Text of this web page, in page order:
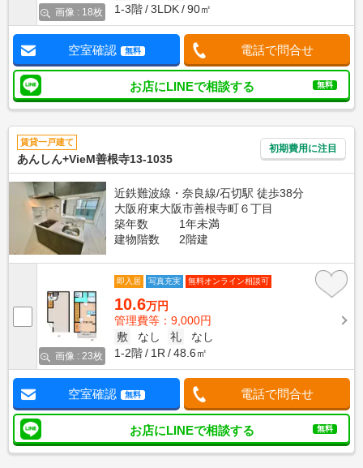
画像 : 18枚
1-3階
3LDK 90㎡
空室確認 無料 電話で問合せ
お店にLINEで相談する 無料
賃貸一戸建て
あんしん+VieM善根寺13-1035
初期費用に注目
近鉄難波線・奈良線/石切駅 徒歩38分
大阪府東大阪市善根寺町６丁目
築年数
1年未満
建物階数
2階建
画像 : 23枚
即入居 写真充実 無料オンライン相談可
10.6万円
管理費等：9,000円
敷
なし 礼
なし
1-2階
1R 48.6㎡
空室確認 無料 電話で問合せ
お店にLINEで相談する 無料